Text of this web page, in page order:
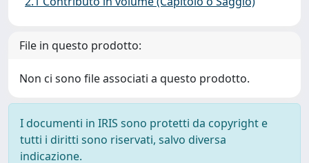
File in questo prodotto:
Non ci sono file associati a questo prodotto.
I documenti in IRIS sono protetti da copyright e
tutti i diritti sono riservati, salvo diversa
indicazione.